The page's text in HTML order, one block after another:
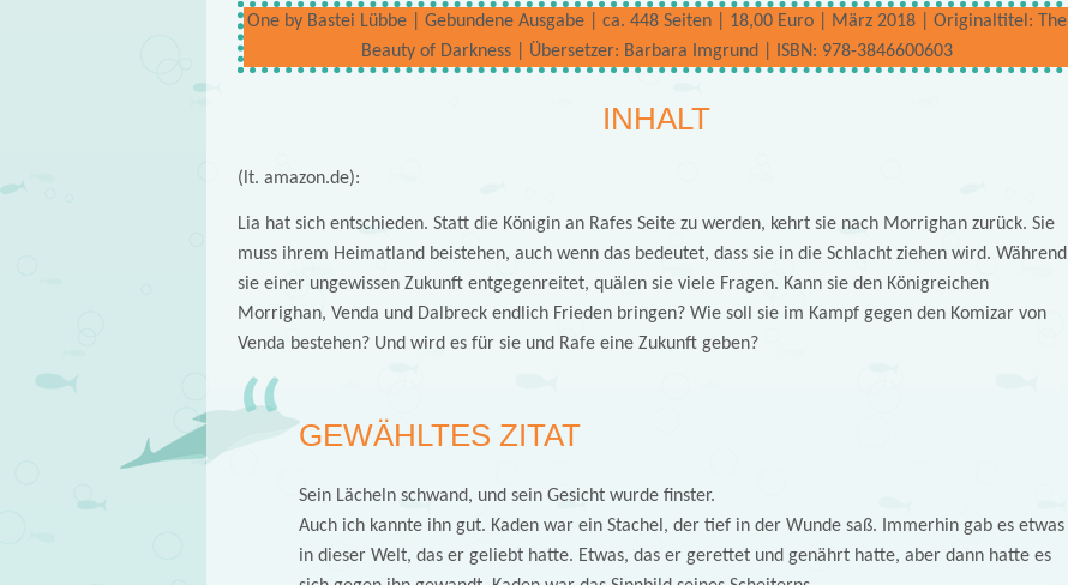
One by Bastei Lübbe | Gebundene Ausgabe | ca. 448 Seiten | 18,00 Euro | März 2018 | Originaltitel: The
Beauty of Darkness | Übersetzer: Barbara Imgrund | ISBN: 978-3846600603
INHALT
(lt. amazon.de):
Lia hat sich entschieden. Statt die Königin an Rafes Seite zu werden, kehrt sie nach Morrighan zurück. Sie
muss ihrem Heimatland beistehen, auch wenn das bedeutet, dass sie in die Schlacht ziehen wird. Während
sie einer ungewissen Zukunft entgegenreitet, quälen sie viele Fragen. Kann sie den Königreichen
Morrighan, Venda und Dalbreck endlich Frieden bringen? Wie soll sie im Kampf gegen den Komizar von
Venda bestehen? Und wird es für sie und Rafe eine Zukunft geben?
GEWÄHLTES ZITAT
Sein Lächeln schwand, und sein Gesicht wurde finster.
Auch ich kannte ihn gut. Kaden war ein Stachel, der tief in der Wunde saß. Immerhin gab es etwas
in dieser Welt, das er geliebt hatte. Etwas, das er gerettet und genährt hatte, aber dann hatte es